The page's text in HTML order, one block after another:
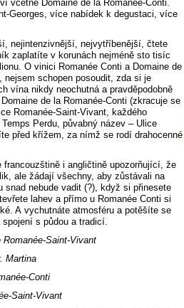
včetně Domaine de la Romanée-Conti.
Georges, více nabídek k degustaci, více
nejintenzivnější, nejvytříbenější, čtete
zaplatíte v korunách nejméně sto tisíc
O vinici Romanée Conti a Domaine de
nejsem schopen posoudit, zda si je
vína nikdy neochutná a pravděpodobně
de la Romanée-Conti (zkracuje se
Romanée-Saint-Vivant, každého
Perdu, půvabný název – Ulice
před křížem, za nímž se rodí drahocenné
i angličtině upozorňující, že
ale žádají všechny, aby zůstávali na
nebude vadit (?), když si přinesete
lahev a přímo u Romanée Conti si
A vychutnáte atmosféru a potěšíte se
s půdou a tradicí.
Saint-Vivant
Martina
Conti
Saint-Vivant